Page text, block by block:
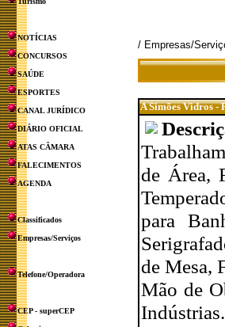
NOTÍCIAS
CONCURSOS
SAÚDE
ESPORTES
CANAL JURÍDICO
DIÁRIO OFICIAL
ATAS CÂMARA
FALECIMENTOS
AGENDA
Classificados
Empresas/Serviços
Telefone/Operadora
CEP - superCEP
/ Empresas/
A Simões Vidros -
de Área,
para
de Mesa,
Mão de
Indústrias.